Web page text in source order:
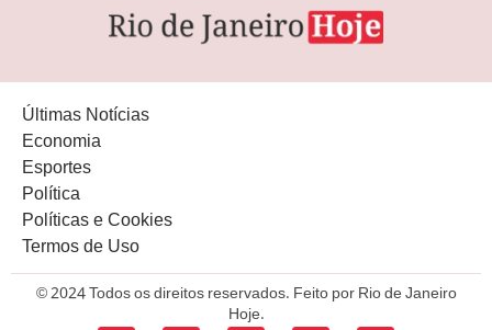
Últimas Notícias
Economia
Esportes
Política
Políticas e Cookies
Termos de Uso
© 2024 Todos os direitos reservados. Feito por Rio de Janeiro
Hoje.